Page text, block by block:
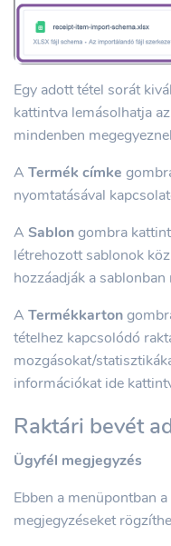
Egy adott tétel sorát
kattintva lemásolhatja
mindenben
A Termék címke
nyomtatásával
A Sablongombra
létrehozott sablonok
hozzáadják a
A Termékkarton
tételhez kapcsolódó
mozgásokat/
információkat ide
Raktári bevét
Ügyfél megjegyzés
Ebben a menüpontban
megjegyzéseket